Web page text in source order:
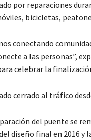
por reparaciones
bicicletas,
conectando
a las personas”,
celebrar la
cerrado al tráfico
del puente se
diseño final en 2016